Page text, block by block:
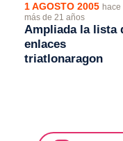
1 AGOSTO 2005 hace
más de 21 años
Ampliada la lista
enlaces
triatlonaragon